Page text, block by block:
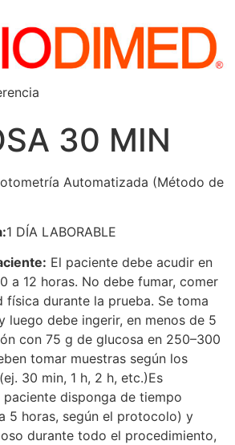
30 MIN
Automatizada (Método de
1 DÍA LABORABLE
El paciente debe acudir en
a 12 horas. No debe fumar, comer
física durante la prueba. Se toma
luego debe ingerir, en menos de 5
con 75 g de glucosa en 250–300
tomar muestras según los
30 min, 1 h, 2 h, etc.)Es
disponga de tiempo
5 horas, según el protocolo) y
durante todo el procedimiento,